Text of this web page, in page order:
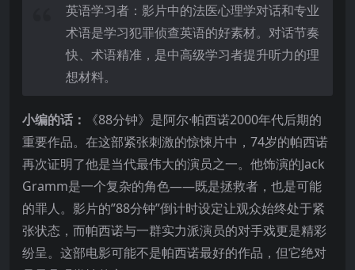
英语学习者：影片中的法医心理学对话和专业
术语是学习犯罪侦查英语的好素材。对话节奏
快、术语精准，是中高级学习者提升听力的理
想材料。
小编的话：
《88分钟》是阿尔·帕西诺2000年代后期的
重要作品。在这部紧张刺激的惊悚片中，74岁的帕西诺
再次证明了他是当代最伟大的演员之一。他饰演的Jack
Gramm是一个复杂的角色——既是拯救者，也是可能
的罪人。影片的”88分钟”倒计时设定让观众始终处于紧
张状态，而帕西诺与一群实力派演员的对手戏更是精彩
纷呈。这部电影可能不是帕西诺最好的作品，但它绝对